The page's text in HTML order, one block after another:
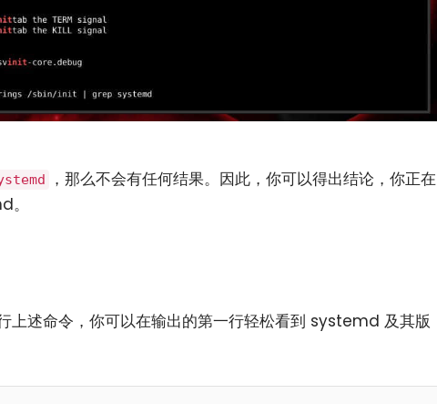
，那么不会有任何结果。因此，你可以得出结论，你正在
述命令，你可以在输出的第一行轻松看到 systemd 及其版